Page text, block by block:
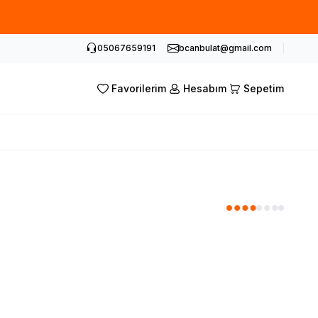
05067659191 bcanbulat@gmail.com
Favorilerim Hesabım Sepetim